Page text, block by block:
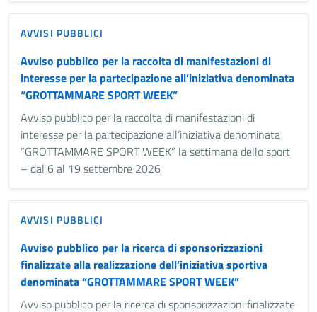
AVVISI PUBBLICI
Avviso pubblico per la raccolta di manifestazioni di
interesse per la partecipazione all’iniziativa denominata
“GROTTAMMARE SPORT WEEK”
Avviso pubblico per la raccolta di manifestazioni di
interesse per la partecipazione all’iniziativa denominata
“GROTTAMMARE SPORT WEEK” la settimana dello sport
– dal 6 al 19 settembre 2026
AVVISI PUBBLICI
Avviso pubblico per la ricerca di sponsorizzazioni
finalizzate alla realizzazione dell’iniziativa sportiva
denominata “GROTTAMMARE SPORT WEEK”
Avviso pubblico per la ricerca di sponsorizzazioni finalizzate